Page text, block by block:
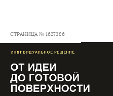
СТРАНИЦА № 1627386